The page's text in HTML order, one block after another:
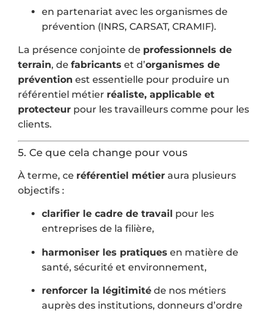
en partenariat avec les organismes de
prévention (INRS, CARSAT, CRAMIF).
La présence conjointe de professionnels de
terrain, de fabricants et d’organismes de
prévention est essentielle pour produire un
référentiel métier réaliste, applicable et
protecteur pour les travailleurs comme pour les
clients.
5. Ce que cela change pour vous
À terme, ce référentiel métier aura plusieurs
objectifs :
clarifier le cadre de travail pour les
entreprises de la filière,
harmoniser les pratiques en matière de
santé, sécurité et environnement,
renforcer la légitimité de nos métiers
auprès des institutions, donneurs d’ordre